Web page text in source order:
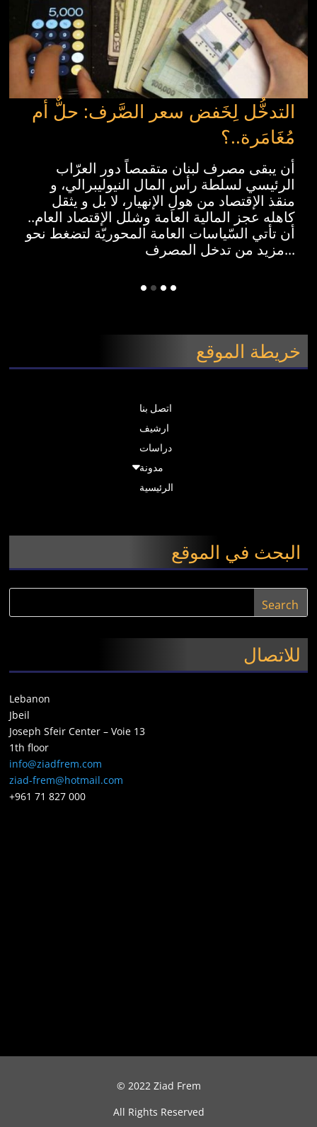
التدخُّل لِخَفض سعر الصَّرف: حلٌّ أم
مُغَامَرة..؟
أن يبقى مصرف لبنان متقمصاً دور العرّاب
الرئيسي لسلطة رأس المال النيوليبرالي، و
منقذ الإقتصاد من هولِ الإنهيار، لا بل و يثقل
كاهله عجز المالية العامة وشلل الإقتصاد العام..
أن تأتي السّياسات العامة المحوريّة لتضغط نحو
مزيد من تدخل المصرف...
خريطة الموقع
اتصل بنا
ارشيف
دراسات
مدونة
الرئيسية
البحث في الموقع
للاتصال
Lebanon
Jbeil
Joseph Sfeir Center – Voie 13
1th floor
info@ziadfrem.com
ziad-frem@hotmail.com
+961 71 827 000
© 2022 Ziad Frem
All Rights Reserved